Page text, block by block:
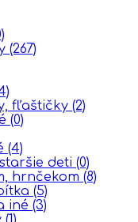
(267)
fľaštičky (2)
(0)
(4)
deti (0)
hrnčekom (8)
(5)
iné (3)